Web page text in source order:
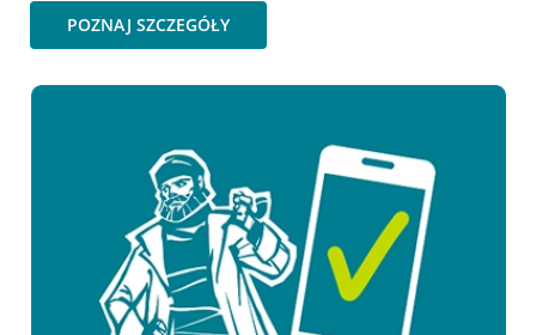
POZNAJ SZCZEGÓŁY